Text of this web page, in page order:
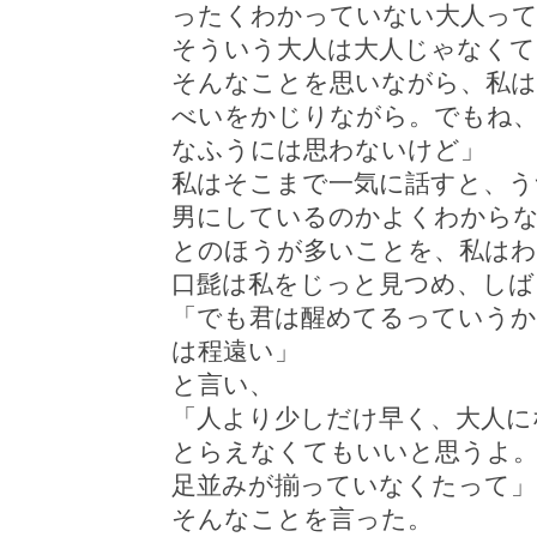
ったくわかっていない大人っ
そういう大人は大人じゃなく
そんなことを思いながら、私
べいをかじりながら。でもね
なふうには思わないけど」
私はそこまで一気に話すと、
男にしているのかよくわから
とのほうが多いことを、私は
口髭は私をじっと見つめ、し
「でも君は醒めてるっていう
は程遠い」
と言い、
「人より少しだけ早く、大人
とらえなくてもいいと思うよ
足並みが揃っていなくたって」
そんなことを言った。